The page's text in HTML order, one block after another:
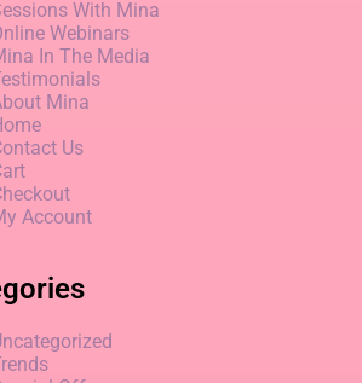
With Mina
Webinars
In The Media
Mina
Us
Account